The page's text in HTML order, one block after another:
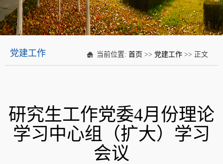
党建工作 当前位置: 首页 >> 党建工作 >> 正文
研究生工作党委4月份理论
学习中心组（扩大）学习
会议